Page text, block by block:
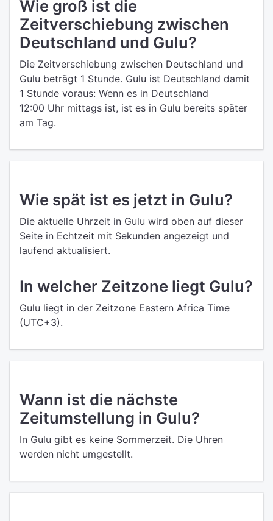
Wie groß ist die
Zeitverschiebung zwischen
Deutschland und Gulu?
Die Zeitverschiebung zwischen Deutschland und
Gulu beträgt 1 Stunde. Gulu ist Deutschland damit
1 Stunde voraus: Wenn es in Deutschland
12:00 Uhr mittags ist, ist es in Gulu bereits später
am Tag.
Wie spät ist es jetzt in Gulu?
Die aktuelle Uhrzeit in Gulu wird oben auf dieser
Seite in Echtzeit mit Sekunden angezeigt und
laufend aktualisiert.
In welcher Zeitzone liegt Gulu?
Gulu liegt in der Zeitzone Eastern Africa Time
(UTC+3).
Wann ist die nächste
Zeitumstellung in Gulu?
In Gulu gibt es keine Sommerzeit. Die Uhren
werden nicht umgestellt.